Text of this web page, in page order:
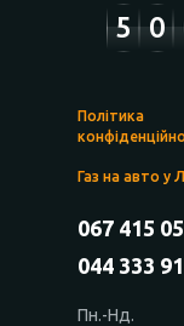
5 0
Політика
Газ на авто у
067 415
044 333
Пн.-Нд.